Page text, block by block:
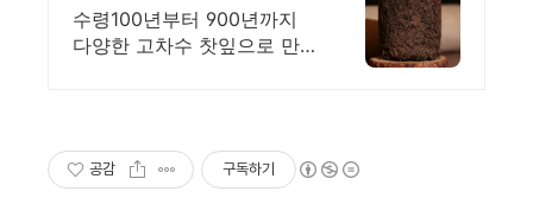
다차이
수령100년부터 900년까지
다양한 고차수 찻잎으로 만
공감 구독하기